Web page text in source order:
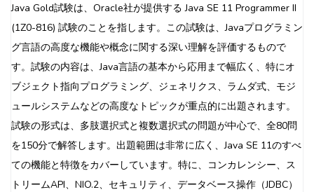
Java Gold試験は、Oracle社が提供する Java SE 11 Programmer II
(1Z0-816) 試験のことを指します。この試験は、Javaプログラミン
グ言語の高度な機能や概念に関する深い理解を評価するもので
す。試験の内容は、Java言語の基本から応用まで幅広く、特にオ
ブジェクト指向プログラミング、ジェネリクス、ラムダ式、モジ
ュールシステムなどの高度なトピックが重点的に出題されます。
試験の形式は、多肢選択式と複数選択式の問題が中心で、全80問
を150分で解答します。出題範囲は非常に広く、Java SE 11のすべ
ての機能と特徴をカバーしています。特に、コンカレンシー、ス
トリームAPI、NIO.2、セキュリティ、データベース操作（JDBC）